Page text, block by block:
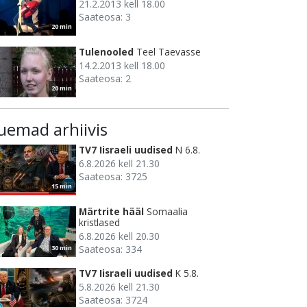
20 min
21.2.2013 kell 18.00
Saateosa: 3
20 min
Tulenooled Teel Taevasse
14.2.2013 kell 18.00
Saateosa: 2
arhiivis
15 min
TV7 Iisraeli uudised N 6.8.
6.8.2026 kell 21.30
Saateosa: 3725
30 min
Märtrite hääl Somaalia
kristlased
6.8.2026 kell 20.30
Saateosa: 334
TV7 Iisraeli uudised K 5.8.
5.8.2026 kell 21.30
Saateosa: 3724